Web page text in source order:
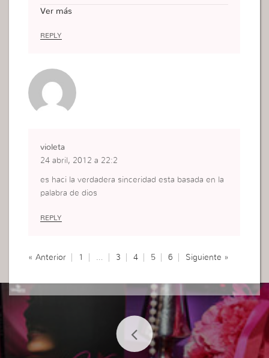
Ver más
REPLY
violeta
24 abril, 2012 a 22:2
es haci la verdadera sinceridad esta basada en la
palabra de dios
REPLY
« Anterior 1 3 4 5 6 Siguiente »